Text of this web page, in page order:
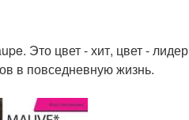
Это цвет - хит, цвет - лидер
в повседневную жизнь.